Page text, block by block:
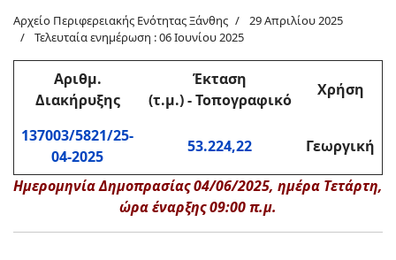
Αρχείο Περιφερειακής Ενότητας Ξάνθης
29 Απριλίου 2025
Τελευταία ενημέρωση : 06 Ιουνίου 2025
Αριθμ.
Διακήρυξης
Έκταση
(τ.μ.) - Τοπογραφικό
Χρήση
137003/5821/25-
04-2025
53.224,22 Γεωργική
Ημερομηνία Δημοπρασίας 04/06/2025, ημέρα Τετάρτη,
ώρα έναρξης 09:00 π.μ.